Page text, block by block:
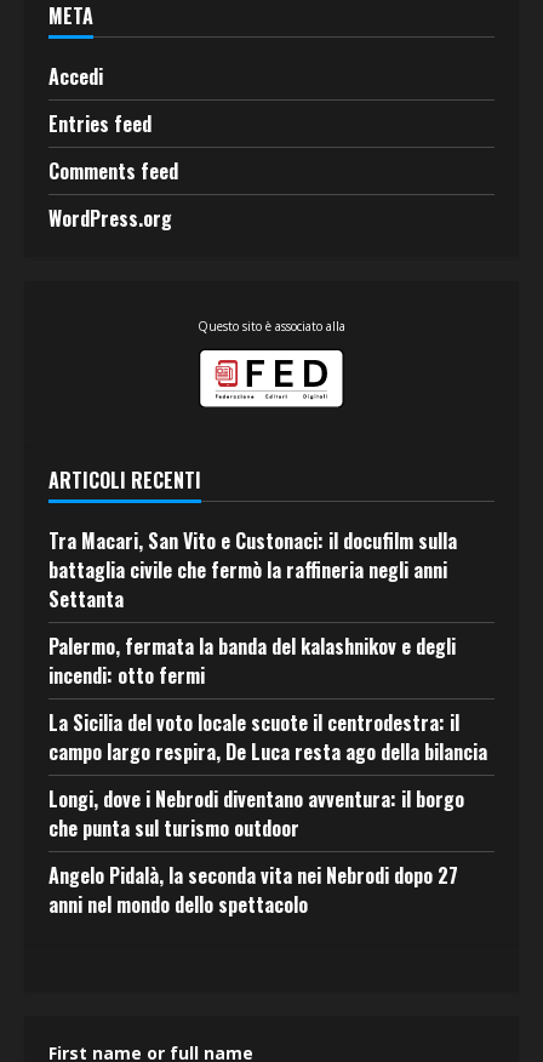
META
Accedi
Entries feed
Comments feed
WordPress.org
Questo sito è associato alla
ARTICOLI RECENTI
Tra Macari, San Vito e Custonaci: il docufilm sulla
battaglia civile che fermò la raffineria negli anni
Settanta
Palermo, fermata la banda del kalashnikov e degli
incendi: otto fermi
La Sicilia del voto locale scuote il centrodestra: il
campo largo respira, De Luca resta ago della bilancia
Longi, dove i Nebrodi diventano avventura: il borgo
che punta sul turismo outdoor
Angelo Pidalà, la seconda vita nei Nebrodi dopo 27
anni nel mondo dello spettacolo
First name or full name